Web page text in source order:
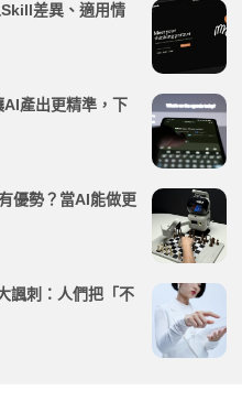
差異、適用情
產出更精準，下
優勢？當AI能做更
諷刺：人們把「不